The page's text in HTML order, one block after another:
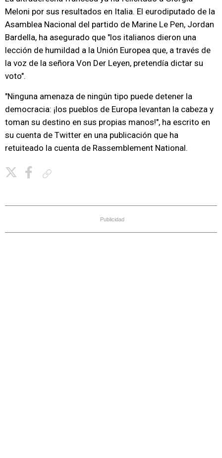
Meloni por sus resultados en Italia. El eurodiputado de la
Asamblea Nacional del partido de Marine Le Pen, Jordan
Bardella, ha asegurado que "los italianos dieron una
lección de humildad a la Unión Europea que, a través de
la voz de la señora Von Der Leyen, pretendía dictar su
voto".
"Ninguna amenaza de ningún tipo puede detener la
democracia: ¡los pueblos de Europa levantan la cabeza y
toman su destino en sus propias manos!", ha escrito en
su cuenta de Twitter en una publicación que ha
retuiteado la cuenta de Rassemblement National.
Publicidad